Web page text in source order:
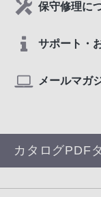
第２条（権利
ーが認める場
るものとしま
(1)許諾ソフト
除し、その他
(3)許諾ソフト
リング、逆コ
保守修理に
サポート・
メールマガ
カタログPDF